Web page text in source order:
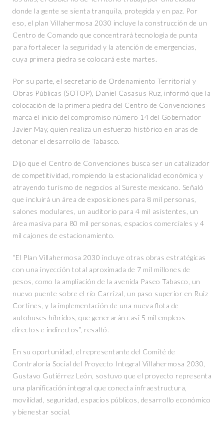
donde la gente se sienta tranquila, protegida y en paz. Por
eso, el plan Villahermosa 2030 incluye la construcción de un
Centro de Comando que concentrará tecnología de punta
para fortalecer la seguridad y la atención de emergencias,
cuya primera piedra se colocará este martes.
Por su parte, el secretario de Ordenamiento Territorial y
Obras Públicas (SOTOP), Daniel Casasus Ruz, informó que la
colocación de la primera piedra del Centro de Convenciones
marca el inicio del compromiso número 14 del Gobernador
Javier May, quien realiza un esfuerzo histórico en aras de
detonar el desarrollo de Tabasco.
Dijo que el Centro de Convenciones busca ser un catalizador
de competitividad, rompiendo la estacionalidad económica y
atrayendo turismo de negocios al Sureste mexicano. Señaló
que incluirá un área de exposiciones para 8 mil personas,
salones modulares, un auditorio para 4 mil asistentes, un
área masiva para 80 mil personas, espacios comerciales y 4
mil cajones de estacionamiento.
“El Plan Villahermosa 2030 incluye otras obras estratégicas
con una inyección total aproximada de 7 mil millones de
pesos, como la ampliación de la avenida Paseo Tabasco, un
nuevo puente sobre el río Carrizal, un paso superior en Ruiz
Cortines, y la implementación de una nueva flota de
autobuses híbridos, que generarán casi 5 mil empleos
directos e indirectos”, resaltó.
En su oportunidad, el representante del Comité de
Contraloría Social del Proyecto Integral Villahermosa 2030,
Gustavo Gutiérrez León, sostuvo que el proyecto representa
una planificación integral que conecta infraestructura,
movilidad, seguridad, espacios públicos, desarrollo económico
y bienestar social.